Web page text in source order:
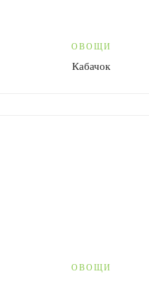
ОВОЩИ
Кабачок
ОВОЩИ